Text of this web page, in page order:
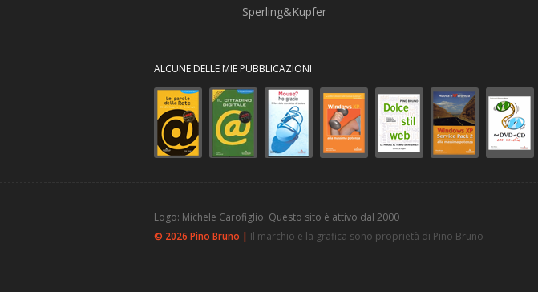
Sperling&Kupfer
ALCUNE DELLE MIE PUBBLICAZIONI
Logo: Michele Carofiglio. Questo sito è attivo dal 2000
© 2026 Pino Bruno | Il marchio e la grafica sono proprietà di Pino Bruno